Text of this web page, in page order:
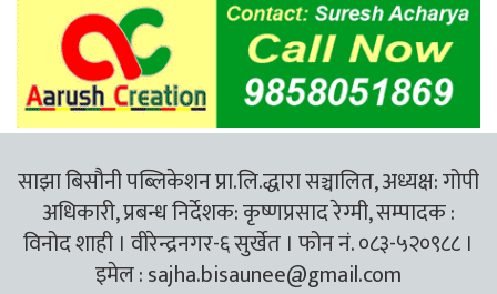
साझा बिसौनी पब्लिकेशन प्रा.लि.द्धारा सञ्चालित, अध्यक्ष: गोपी
अधिकारी, प्रबन्ध निर्देशक: कृष्णप्रसाद रेग्मी, सम्पादक :
विनोद शाही । वीरेन्द्रनगर-६ सुर्खेत । फोन नं. ०८३-५२०९८८ ।
इमेल :sajha.bisaunee@gmail.com